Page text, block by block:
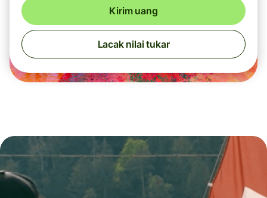
Kirim uang
Lacak nilai tukar